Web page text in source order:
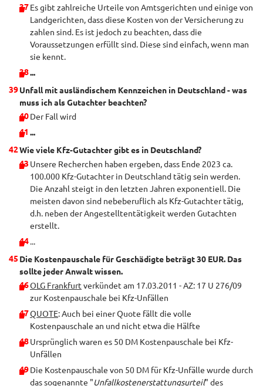
Es gibt zahlreiche Urteile von Amtsgerichten und einige von
Landgerichten, dass diese Kosten von der Versicherung zu
zahlen sind. Es ist jedoch zu beachten, dass die
Voraussetzungen erfüllt sind. Diese sind einfach, wenn man
sie kennt.
...
Unfall mit ausländischem Kennzeichen in Deutschland - was
muss ich als Gutachter beachten?
Der Fall wird
...
Wie viele Kfz-Gutachter gibt es in Deutschland?
Unsere Recherchen haben ergeben, dass Ende 2023 ca.
100.000 Kfz-Gutachter in Deutschland tätig sein werden.
Die Anzahl steigt in den letzten Jahren exponentiell. Die
meisten davon sind nebeberuflich als Kfz-Gutachter tätig,
d.h. neben der Angestelltentätigkeit werden Gutachten
erstellt.
...
Die Kostenpauschale für Geschädigte beträgt 30 EUR. Das
sollte jeder Anwalt wissen.
OLG Frankfurt verkündet am 17.03.2011 - AZ: 17 U 276/09
zur Kostenpauschale bei Kfz-Unfällen
QUOTE: Auch bei einer Quote fällt die volle
Kostenpauschale an und nicht etwa die Hälfte
Ursprünglich waren es 50 DM Kostenpauschale bei Kfz-
Unfällen
Die Kostenpauschale von 50 DM für Kfz-Unfälle wurde durch
das sogenannte "Unfallkostenerstattungsurteil" des